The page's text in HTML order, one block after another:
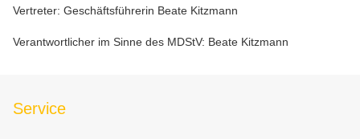
Vertreter: Geschäftsführerin Beate Kitzmann
Verantwortlicher im Sinne des MDStV: Beate Kitzmann
Service